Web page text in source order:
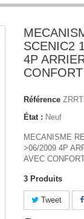
SCENIC2
4P
CONFORT
Référence
État : Neuf
MECANISME
>06/2009 4P
AVEC
3 Produits
Tweet